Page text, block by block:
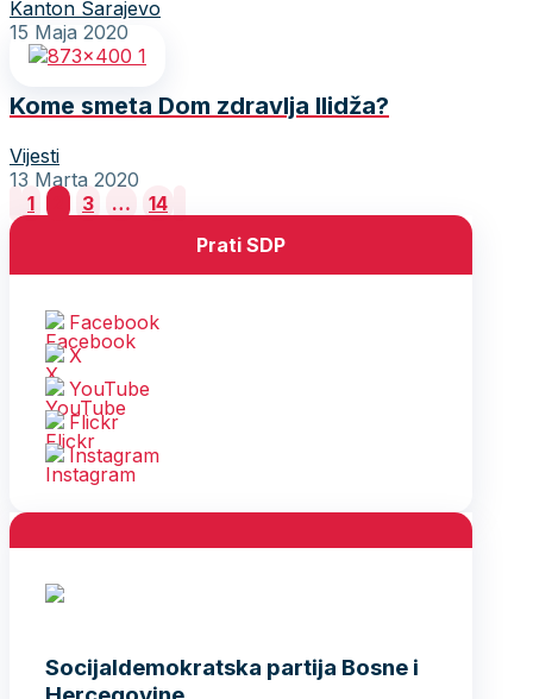
Kanton Sarajevo
15 Maja 2020
Kome smeta Dom zdravlja Ilidža?
Vijesti
13 Marta 2020
Posts
pagination
1 3 …
14
Prati SDP
Facebook
X
YouTube
Flickr
Instagram
Socijaldemokratska partija Bosne i